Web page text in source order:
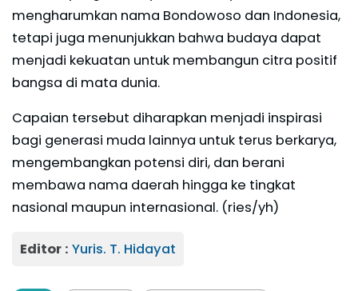
mengharumkan nama Bondowoso dan Indonesia,
tetapi juga menunjukkan bahwa budaya dapat
menjadi kekuatan untuk membangun citra positif
bangsa di mata dunia.
Capaian tersebut diharapkan menjadi inspirasi
bagi generasi muda lainnya untuk terus berkarya,
mengembangkan potensi diri, dan berani
membawa nama daerah hingga ke tingkat
nasional maupun internasional. (ries/yh)
Editor : Yuris. T. Hidayat